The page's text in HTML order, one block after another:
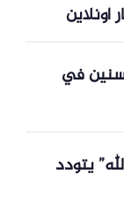
أونلاين
في
يتودد